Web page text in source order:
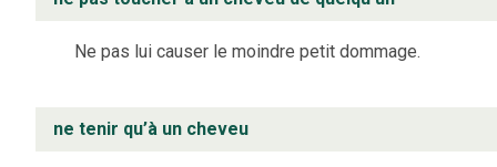
Ne pas lui causer le moindre petit dommage.
ne tenir qu’à un cheveu